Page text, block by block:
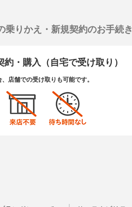
乗りかえ・新規契約のお手続き
・購入（自宅で受け取り）
店舗での受け取りも可能です。